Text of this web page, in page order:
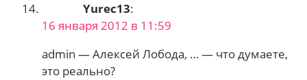
Yurec13:
16 января 2012 в 11:59
admin — Алексей Лобода, … — что думаете,
это реально?